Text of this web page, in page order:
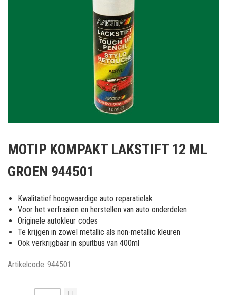
het
van
afbeeldingen-
gallerij
MOTIP KOMPAKT LAKSTIFT 12 ML
GROEN 944501
Kwalitatief hoogwaardige auto reparatielak
Voor het verfraaien en herstellen van auto onderdelen
Originele autokleur codes
Te krijgen in zowel metallic als non-metallic kleuren
Ook verkrijgbaar in spuitbus van 400ml
Artikelcode 944501